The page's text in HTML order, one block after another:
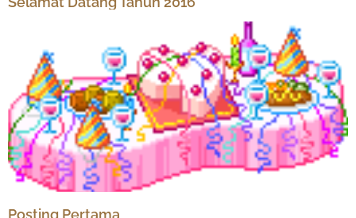
Posting Pertama